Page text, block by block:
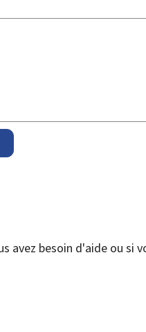
avez besoin d'aide ou si